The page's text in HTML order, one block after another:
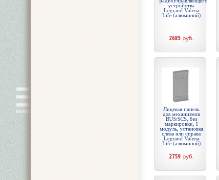
устройства
Legrand Valena
Life (алюминий)
2685 руб.
Лицевая панель
для механизмов
BUS/SCS, без
маркировки, 1
модуль, установка
слева или справа
Legrand Valena
Life (алюминий)
2759 руб.